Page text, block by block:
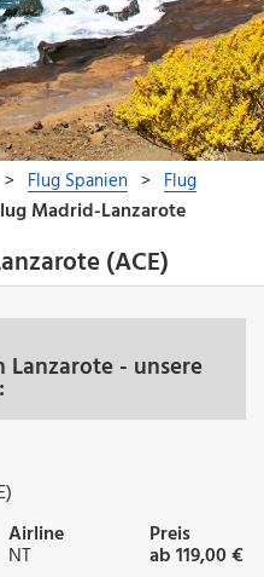
(ACE)
Lanzarote - unsere
Airline
NT
Preis
ab 119,00 €